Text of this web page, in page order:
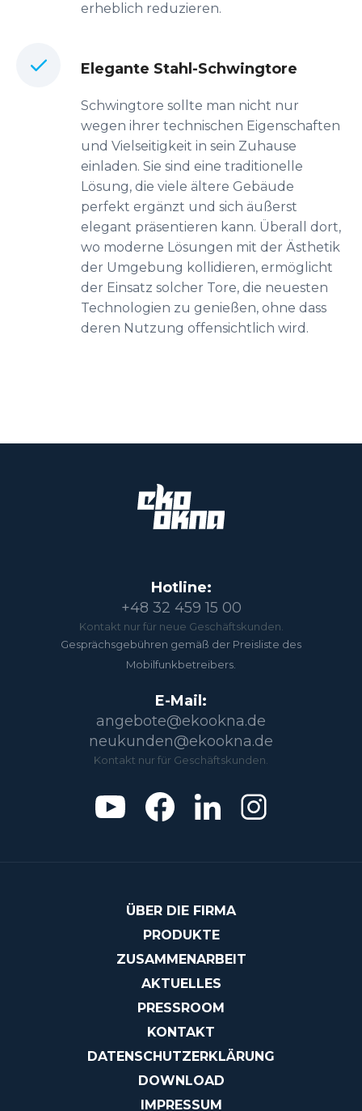
erheblich reduzieren.
Elegante Stahl-Schwingtore
Schwingtore sollte man nicht nur
wegen ihrer technischen Eigenschaften
und Vielseitigkeit in sein Zuhause
einladen. Sie sind eine traditionelle
Lösung, die viele ältere Gebäude
perfekt ergänzt und sich äußerst
elegant präsentieren kann. Überall dort,
wo moderne Lösungen mit der Ästhetik
der Umgebung kollidieren, ermöglicht
der Einsatz solcher Tore, die neuesten
Technologien zu genießen, ohne dass
deren Nutzung offensichtlich wird.
Hotline:
+48 32 459 15 00
Kontakt nur für neue Geschäftskunden.
Gesprächsgebühren gemäß der Preisliste des
Mobilfunkbetreibers.
E-Mail:
angebote@ekookna.de
neukunden@ekookna.de
Kontakt nur für Geschäftskunden.
ÜBER DIE FIRMA
PRODUKTE
ZUSAMMENARBEIT
AKTUELLES
PRESSROOM
KONTAKT
DATENSCHUTZERKLÄRUNG
DOWNLOAD
IMPRESSUM